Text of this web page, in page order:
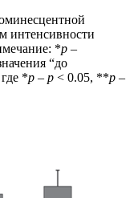
интенсивности
*р –
“до
*р – p < 0.05, **р –